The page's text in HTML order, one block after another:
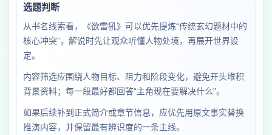
选题判断
从书名线索看，《欲雷犼》可以优先提炼“传统玄幻题材中的
核心冲突”，解说时先让观众听懂人物处境，再展开世界设
定。
内容筛选应围绕人物目标、阻力和阶段变化，避免开头堆积
背景资料；每一段最好都回答“主角现在要解决什么”。
如果后续补到正式简介或章节信息，应优先用原文事实替换
推演内容，并保留最有辨识度的一条主线。